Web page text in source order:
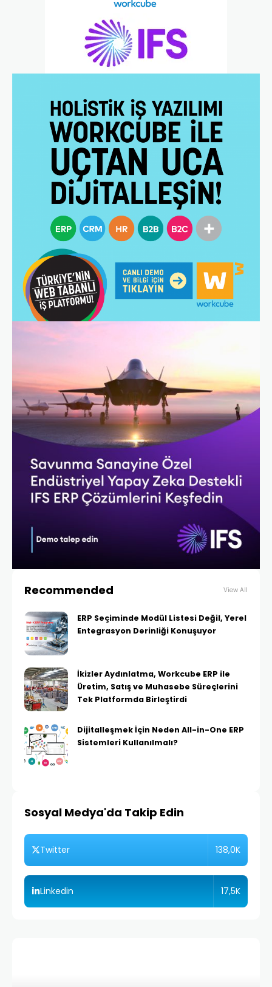
Recommended View All
ERP Seçiminde Modül Listesi Değil, Yerel
Entegrasyon Derinliği Konuşuyor
İkizler Aydınlatma, Workcube ERP ile
Üretim, Satış ve Muhasebe Süreçlerini
Tek Platformda Birleştirdi
Dijitalleşmek İçin Neden All-in-One ERP
Sistemleri Kullanılmalı?
Sosyal Medya'da Takip Edin
Twitter 138,0K
Linkedin 17,5K